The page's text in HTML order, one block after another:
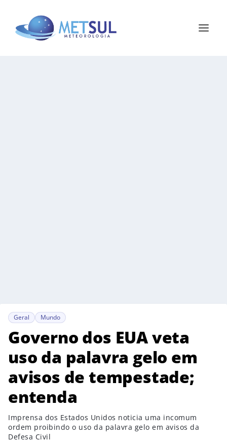
Geral Mundo
Governo dos EUA veta
uso da palavra gelo em
avisos de tempestade;
entenda
Imprensa dos Estados Unidos noticia uma incomum
ordem proibindo o uso da palavra gelo em avisos da
Defesa Civil